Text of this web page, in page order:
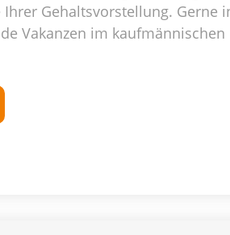
Gehaltsvorstellung. Gerne
Vakanzen im